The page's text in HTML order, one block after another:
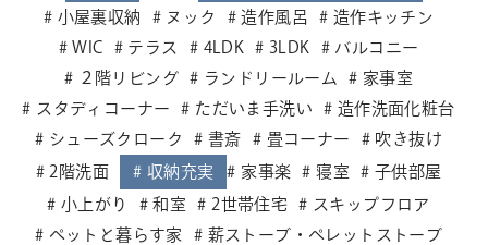
小屋裏収納
ヌック 造作風呂
造作キッチン
WIC
テラス 4LDK 3LDK
バルコニー
２階リビング
ランドリールーム
家事室
スタディコーナー
ただいま手洗い
造作洗面化粧台
シューズクローク
書斎 畳コーナー
吹き抜け
2階洗面
収納充実 家事楽 寝室
子供部屋
小上がり
和室 2世帯住宅
スキップフロア
ペットと暮らす家
薪ストーブ・ペレットストーブ